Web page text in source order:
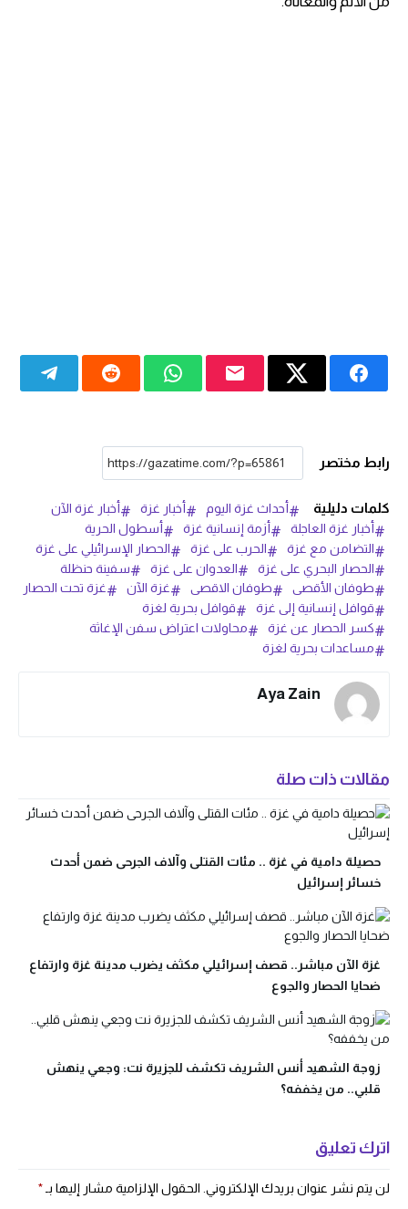
رابط مختصر
كلمات دليلية أحداث غزة اليوم أخبار غزة
أخبار غزة الآن
أخبار غزة العاجلة
أزمة إنسانية غزة
أسطول الحرية
التضامن مع غزة
الحرب على غزة
الحصار الإسرائيلي على غزة
الحصار البحري على غزة
العدوان على غزة
سفينة حنظلة
طوفان الأقصى
طوفان الاقصى غزة الآن
غزة تحت الحصار
قوافل إنسانية إلى غزة
قوافل بحرية لغزة
كسر الحصار عن غزة
محاولات اعتراض سفن الإغاثة
مساعدات بحرية لغزة
Aya Zain
مقالات ذات صلة
حصيلة دامية في غزة .. مئات القتلى وآلاف الجرحى ضمن أحدث
خسائر إسرائيل
غزة الآن مباشر.. قصف إسرائيلي مكثف يضرب مدينة غزة وارتفاع
ضحايا الحصار والجوع
زوجة الشهيد أنس الشريف تكشف للجزيرة نت: وجعي ينهش
قلبي.. من يخففه؟
اترك تعليق
لن يتم نشر عنوان بريدك الإلكتروني. الحقول الإلزامية مشار إليها بـ*